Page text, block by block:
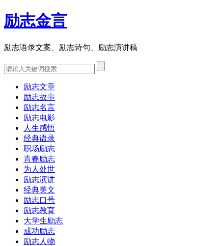
励志金言
励志语录文案、励志诗句、励志演讲稿
励志文章
励志故事
励志名言
励志电影
人生感悟
经典语录
职场励志
青春励志
为人处世
励志演讲
经典美文
励志口号
励志教育
大学生励志
成功励志
励志人物